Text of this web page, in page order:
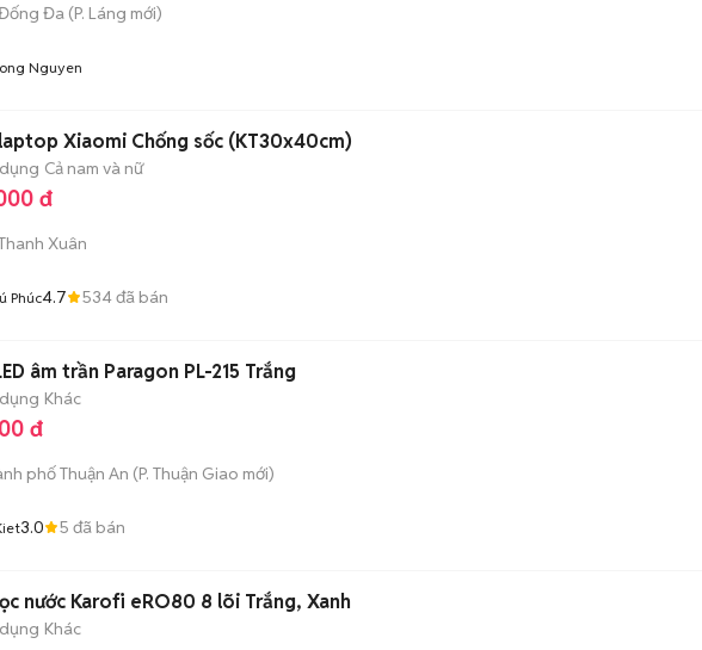
Đa (P. Láng mới)
Nguyen
Balo laptop Xiaomi Chống sốc (KT30x40cm)
Cả nam và nữ
đ
Xuân
Phúc4.7 534đã bán
âm trần Paragon PL-215 Trắng
Khác
đ
phố Thuận An (P. Thuận Giao mới)
3.0 5 đã bán
nước Karofi eRO80 8 lõi Trắng, Xanh
Khác